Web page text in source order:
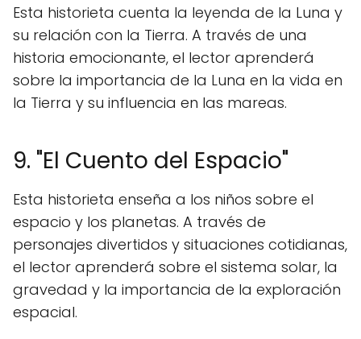
Esta historieta cuenta la leyenda de la Luna y
su relación con la Tierra. A través de una
historia emocionante, el lector aprenderá
sobre la importancia de la Luna en la vida en
la Tierra y su influencia en las mareas.
9. "El Cuento del Espacio"
Esta historieta enseña a los niños sobre el
espacio y los planetas. A través de
personajes divertidos y situaciones cotidianas,
el lector aprenderá sobre el sistema solar, la
gravedad y la importancia de la exploración
espacial.